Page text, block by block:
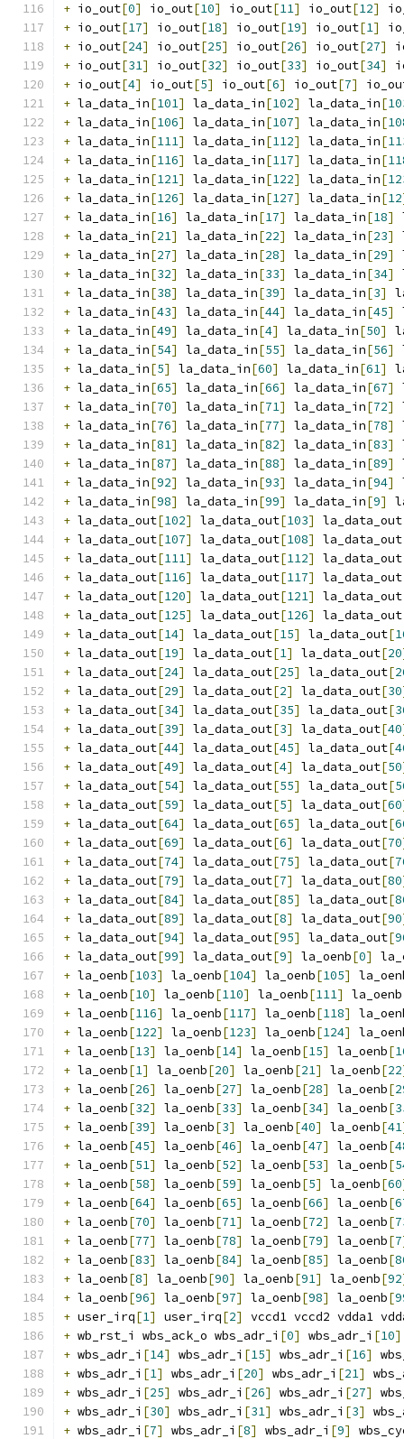
+ io_out[0] io_out[10] io_out[11] io_out[12]
+ io_out[17] io_out[18] io_out[19] io_out[1]
+ io_out[24] io_out[25] io_out[26] io_out[27]
+ io_out[31] io_out[32] io_out[33] io_out[34]
+ io_out[4] io_out[5] io_out[6] io_out[7]
+ la_data_in[101] la_data_in[102] la_data_in[
+ la_data_in[106] la_data_in[107] la_data_in[
+ la_data_in[111] la_data_in[112] la_data_in[
+ la_data_in[116] la_data_in[117] la_data_in[
+ la_data_in[121] la_data_in[122] la_data_in[
+ la_data_in[126] la_data_in[127] la_data_in[12
+ la_data_in[16] la_data_in[17] la_data_in[18]
+ la_data_in[21] la_data_in[22] la_data_in[23]
+ la_data_in[27] la_data_in[28] la_data_in[29]
+ la_data_in[32] la_data_in[33] la_data_in[34]
+ la_data_in[38] la_data_in[39] la_data_in[3]
+ la_data_in[43] la_data_in[44] la_data_in[45]
+ la_data_in[49] la_data_in[4] la_data_in[50]
+ la_data_in[54] la_data_in[55] la_data_in[56]
+ la_data_in[5] la_data_in[60] la_data_in[61]
+ la_data_in[65] la_data_in[66] la_data_in[67]
+ la_data_in[70] la_data_in[71] la_data_in[72]
+ la_data_in[76] la_data_in[77] la_data_in[78]
+ la_data_in[81] la_data_in[82] la_data_in[83]
+ la_data_in[87] la_data_in[88] la_data_in[89]
+ la_data_in[92] la_data_in[93] la_data_in[94]
+ la_data_in[98] la_data_in[99] la_data_in[9]
+ la_data_out[102] la_data_out[103] la_data_out
+ la_data_out[107] la_data_out[108] la_data_out
+ la_data_out[111] la_data_out[112] la_data_out
+ la_data_out[116] la_data_out[117] la_data_out
+ la_data_out[120] la_data_out[121] la_data_out
+ la_data_out[125] la_data_out[126] la_data_out
+ la_data_out[14] la_data_out[15] la_data_out[
+ la_data_out[19] la_data_out[1] la_data_out[20
+ la_data_out[24] la_data_out[25] la_data_out[
+ la_data_out[29] la_data_out[2] la_data_out[30
+ la_data_out[34] la_data_out[35] la_data_out[
+ la_data_out[39] la_data_out[3] la_data_out[40
+ la_data_out[44] la_data_out[45] la_data_out[
+ la_data_out[49] la_data_out[4] la_data_out[50
+ la_data_out[54] la_data_out[55] la_data_out[
+ la_data_out[59] la_data_out[5] la_data_out[60
+ la_data_out[64] la_data_out[65] la_data_out[
+ la_data_out[69] la_data_out[6] la_data_out[70
+ la_data_out[74] la_data_out[75] la_data_out[
+ la_data_out[79] la_data_out[7] la_data_out[80
+ la_data_out[84] la_data_out[85] la_data_out[
+ la_data_out[89] la_data_out[8] la_data_out[90
+ la_data_out[94] la_data_out[95] la_data_out[
+ la_data_out[99] la_data_out[9] la_oenb[0]
+ la_oenb[103] la_oenb[104] la_oenb[105]
+ la_oenb[10] la_oenb[110] la_oenb[111] la_oenb
+ la_oenb[116] la_oenb[117] la_oenb[118]
+ la_oenb[122] la_oenb[123] la_oenb[124]
+ la_oenb[13] la_oenb[14] la_oenb[15] la_oenb[
+ la_oenb[1] la_oenb[20] la_oenb[21] la_oenb[22
+ la_oenb[26] la_oenb[27] la_oenb[28] la_oenb[
+ la_oenb[32] la_oenb[33] la_oenb[34] la_oenb[
+ la_oenb[39] la_oenb[3] la_oenb[40] la_oenb[41
+ la_oenb[45] la_oenb[46] la_oenb[47] la_oenb[
+ la_oenb[51] la_oenb[52] la_oenb[53] la_oenb[
+ la_oenb[58] la_oenb[59] la_oenb[5] la_oenb[60
+ la_oenb[64] la_oenb[65] la_oenb[66] la_oenb[
+ la_oenb[70] la_oenb[71] la_oenb[72] la_oenb[
+ la_oenb[77] la_oenb[78] la_oenb[79] la_oenb[7
+ la_oenb[83] la_oenb[84] la_oenb[85] la_oenb[
+ la_oenb[8] la_oenb[90] la_oenb[91] la_oenb[92
+ la_oenb[96] la_oenb[97] la_oenb[98] la_oenb[
+ user_irq[1] user_irq[2]
vccd1 vccd2 vdda1
+ wb_rst_i wbs_ack_o wbs_adr_i [0] wbs_adr_i [10]
+ wbs_adr_i [14] wbs_adr_i [15] wbs_adr_i [16]
+ wbs_adr_i [1] wbs_adr_i [20] wbs_adr_i [21]
+ wbs_adr_i [25] wbs_adr_i [26] wbs_adr_i [27]
+ wbs_adr_i [30] wbs_adr_i [31] wbs_adr_i [3]
+ wbs_adr_i [7] wbs_adr_i [8] wbs_adr_i [9]